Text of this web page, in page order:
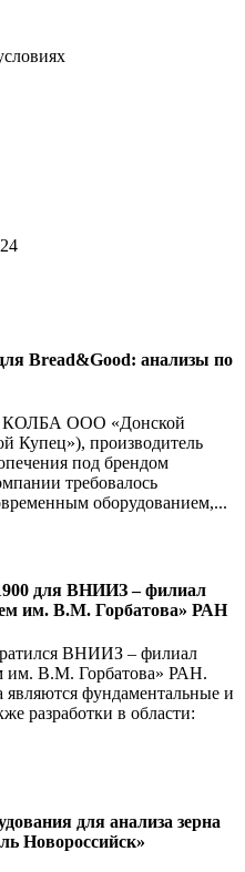
Bread&Good: анализы по
КОЛБА ООО «Донской
Купец»), производитель
под брендом
требовалось
оборудованием,...
для ВНИИЗ – филиал
им. В.М. Горбатова» РАН
ВНИИЗ – филиал
В.М. Горбатова» РАН.
фундаментальные и
разработки в области:
для анализа зерна
Новороссийск»